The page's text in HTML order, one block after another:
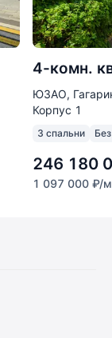
4-комн.
ЮЗАО,
Корпус 1
3 спальни
246 180
1 097 000 ₽/м